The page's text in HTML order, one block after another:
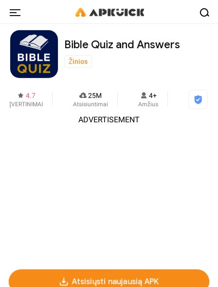
Bible Quiz and Answers
Žinios
4.7
ĮVERTINIMAI
25M
Atsisiuntimai
4+
Amžius
ADVERTISEMENT
Atsisiųsti naujausią APK